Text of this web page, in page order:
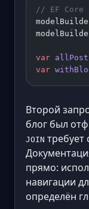
// EF
var
var
Второй
блог был
JOIN требует
прямо:
навигации
определён